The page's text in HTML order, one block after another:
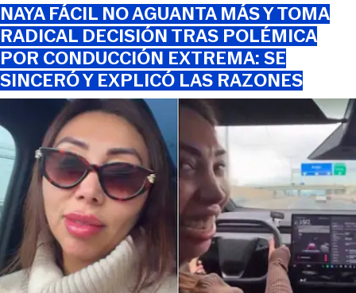
NAYA FÁCIL NO AGUANTA MÁS Y TOMA
RADICAL DECISIÓN TRAS POLÉMICA
POR CONDUCCIÓN EXTREMA: SE
SINCERÓ Y EXPLICÓ LAS RAZONES